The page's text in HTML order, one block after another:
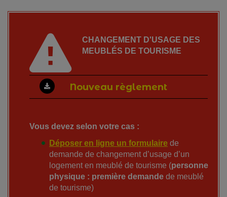
CHANGEMENT D'USAGE DES
MEUBLÉS DE TOURISME
Nouveau règlement
Vous devez selon votre cas :
Déposer en ligne un formulaire de
demande de changement d’usage d’un
logement en meublé de tourisme (personne
physique : première demande de meublé
de tourisme)